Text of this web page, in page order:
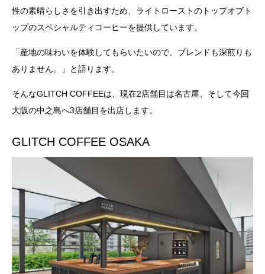
性の素晴らしさを引き出すため、ライトローストのトップオブト
ップのスペシャルティコーヒーを提供しています。
「産地の味わいを体験してもらいたいので、ブレンドも深煎りも
ありません。」と語ります。
そんなGLITCH COFFEEは、現在2店舗目は名古屋、そして今回
大阪の中之島へ3店舗目を出店します。
GLITCH COFFEE OSAKA